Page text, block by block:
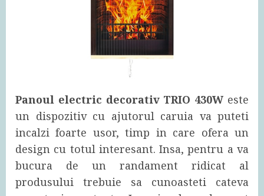
Panoul electric decorativ TRIO 430W este
un dispozitiv cu ajutorul caruia va puteti
incalzi foarte usor, timp in care ofera un
design cu totul interesant. Insa, pentru a va
bucura de un randament ridicat al
produsului trebuie sa cunoasteti cateva